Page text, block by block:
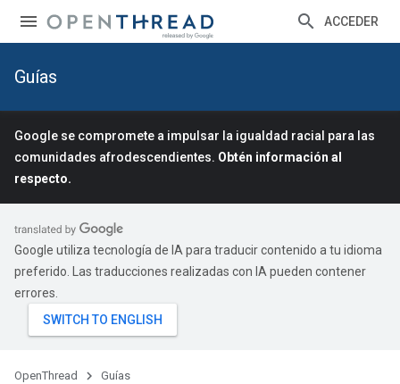
ACCEDER
Guías
Google se compromete a impulsar la igualdad racial para las
comunidades afrodescendientes. Obtén información al
respecto.
Google utiliza tecnología de IA para traducir contenido a tu idioma
preferido. Las traducciones realizadas con IA pueden contener
errores.
OpenThread Guías